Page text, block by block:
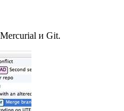
и Git.